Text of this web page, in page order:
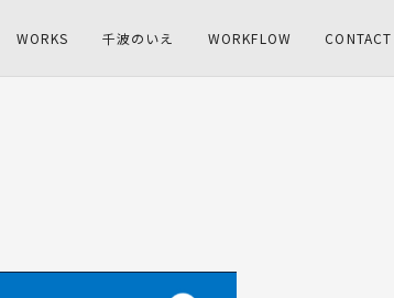
WORKS 千波のいえ WORKFLOW CONTACT